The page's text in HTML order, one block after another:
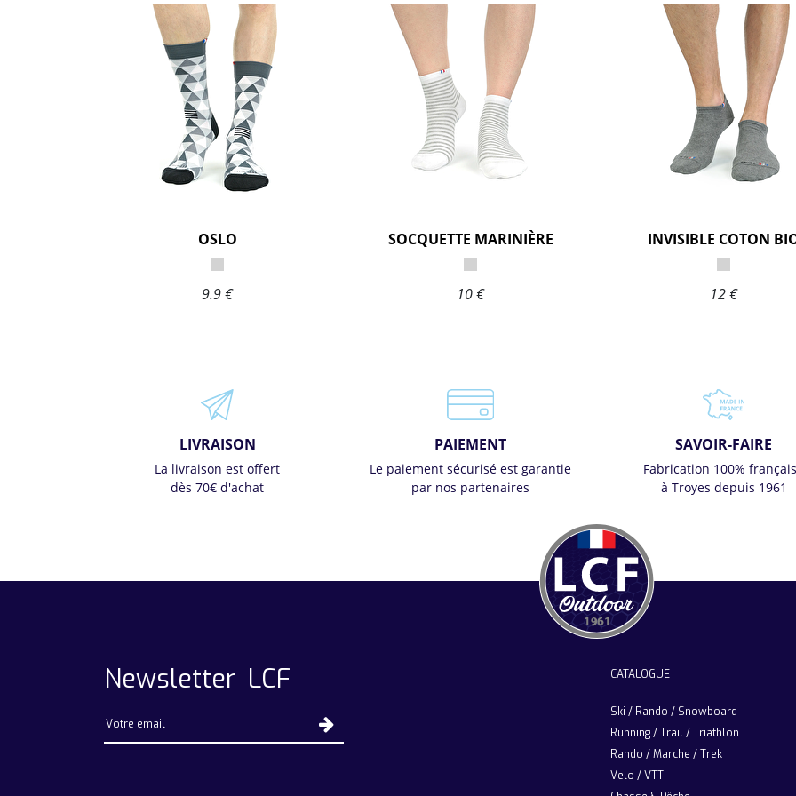
OSLO
9.9 €
SOCQUETTE MARINIÈRE
10 €
INVISIBLE COTON
12 €
LIVRAISON
La livraison est offert
dès 70€ d'achat
PAIEMENT
Le paiement sécurisé est garantie
par nos partenaires
SAVOIR-FAIRE
Fabrication 100%
à Troyes depuis 1961
Newsletter LCF CATALOGUE
Ski / Rando / Snowboard
Running / Trail / Triathlon
Rando / Marche / Trek
Velo / VTT